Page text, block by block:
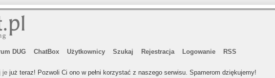
DUG ChatBox Użytkownicy Szukaj Rejestracja Logowanie
RSS
je już teraz! Pozwoli Ci ono w pełni korzystać z naszego serwisu. Spamerom dziękujemy!